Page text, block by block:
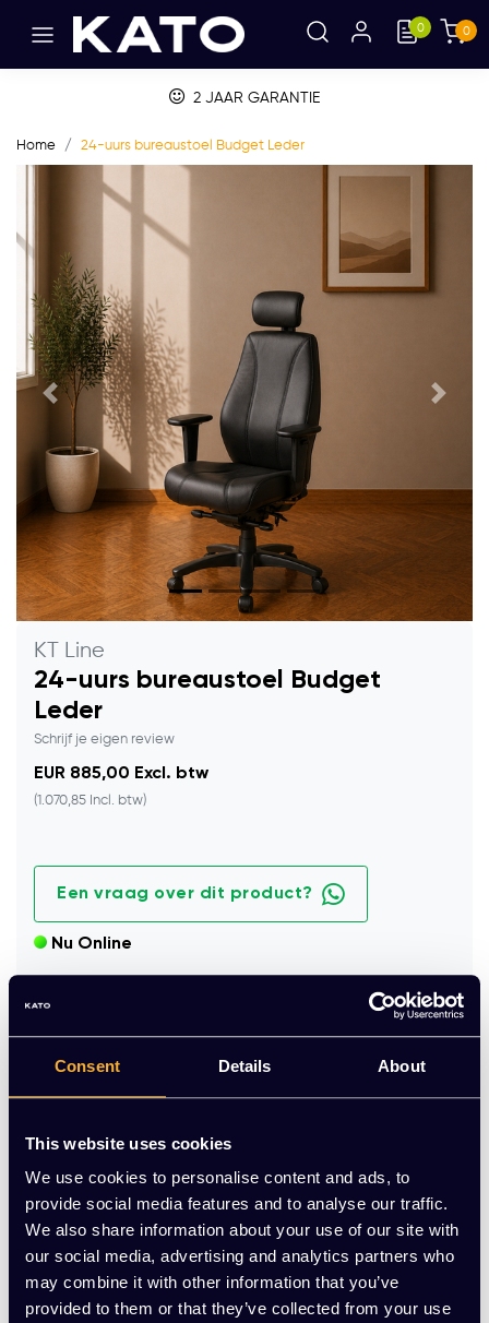
Consent Details About
This website uses cookies
We use cookies to personalise content and ads, to
provide social media features and to analyse our traffic.
We also share information about your use of our site with
our social media, advertising and analytics partners who
may combine it with other information that you’ve
provided to them or that they’ve collected from your use
0 0
2 JAAR GARANTIE
Home 24-uurs bureaustoel Budget Leder
Vorige
KT Line
24-uurs bureaustoel Budget
Leder
Schrijf je eigen review
EUR 885,00 Excl. btw
(1.070,85 Incl. btw)
Een vraag over dit product?
Nu Online
synchroonmechaniek, in hoogte en diepte verstelbare
zitting, lendesteun, hoofdsteun en armleggers—geschikt tot
200 kg voor intensief 24/7 gebruik.
Op voorraad
Toevoegen aan winkelwagen
Vraag jouw persoonlijke aanbieding aan